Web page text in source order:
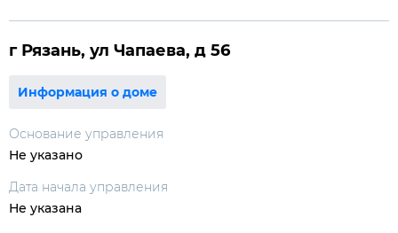
г Рязань, ул Чапаева, д 56
Информация о доме
Основание управления
Не указано
Дата начала управления
Не указана